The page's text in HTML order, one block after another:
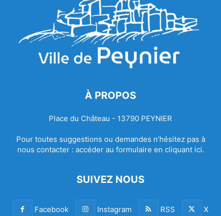
À PROPOS
Place du Château - 13790 PEYNIER
Pour toutes suggestions ou demandes n’hésitez pas à
nous contacter : accéder au formulaire en cliquant ici.
SUIVEZ NOUS
Facebook Instagram RSS X